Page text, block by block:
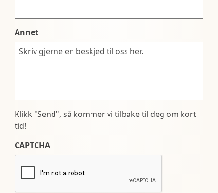
Annet
Klikk "Send", så kommer vi tilbake til deg om kort
tid!
CAPTCHA